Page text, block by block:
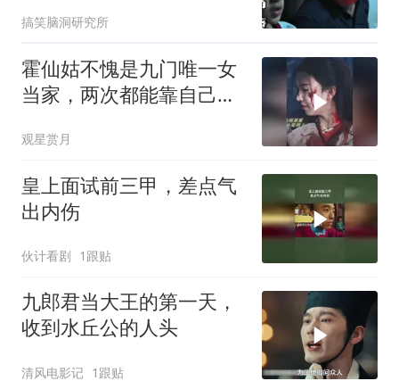
搞笑脑洞研究所
霍仙姑不愧是九门唯一女
当家，两次都能靠自己逆
观星赏月
皇上面试前三甲，差点气
出内伤
伙计看剧 1跟贴
九郎君当大王的第一天，
收到水丘公的人头
清风电影记 1跟贴